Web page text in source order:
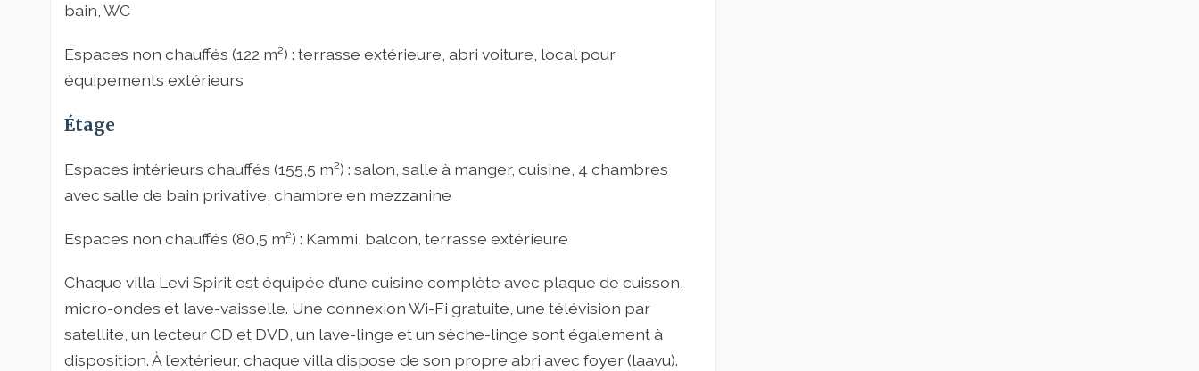
bain, WC
Espaces non chauffés (122 m²) : terrasse extérieure, abri voiture, local pour
équipements extérieurs
Étage
Espaces intérieurs chauffés (155,5 m²) : salon, salle à manger, cuisine, 4 chambres
avec salle de bain privative, chambre en mezzanine
Espaces non chauffés (80,5 m²) : Kammi, balcon, terrasse extérieure
Chaque villa Levi Spirit est équipée d’une cuisine complète avec plaque de cuisson,
micro-ondes et lave-vaisselle. Une connexion Wi-Fi gratuite, une télévision par
satellite, un lecteur CD et DVD, un lave-linge et un sèche-linge sont également à
disposition. À l’extérieur, chaque villa dispose de son propre abri avec foyer (laavu).